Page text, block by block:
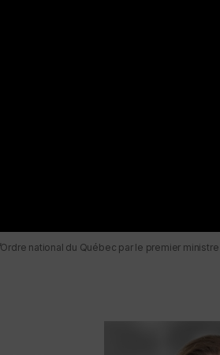
national du Québec par le premier